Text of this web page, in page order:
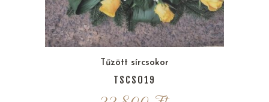
Tűzött sírcsokor
TSCS019